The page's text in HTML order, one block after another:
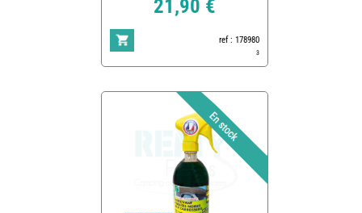
21,90 €
ref : 178980
3